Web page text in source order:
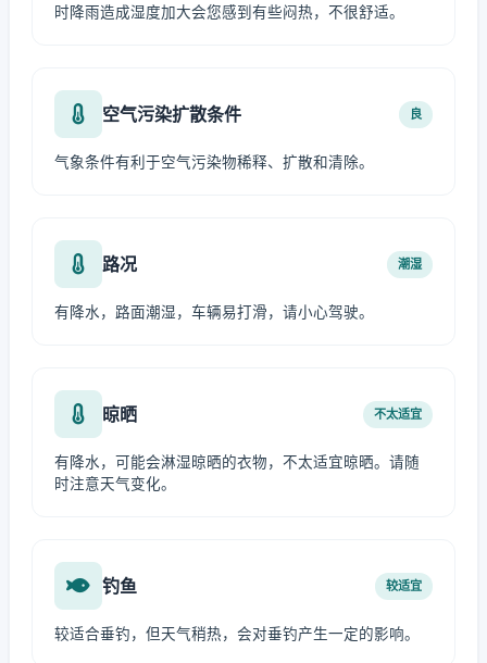
时降雨造成湿度加大会您感到有些闷热，不很舒适。
空气污染扩散条件 良
气象条件有利于空气污染物稀释、扩散和清除。
路况 潮湿
有降水，路面潮湿，车辆易打滑，请小心驾驶。
晾晒 不太适宜
有降水，可能会淋湿晾晒的衣物，不太适宜晾晒。请随
时注意天气变化。
钓鱼 较适宜
较适合垂钓，但天气稍热，会对垂钓产生一定的影响。